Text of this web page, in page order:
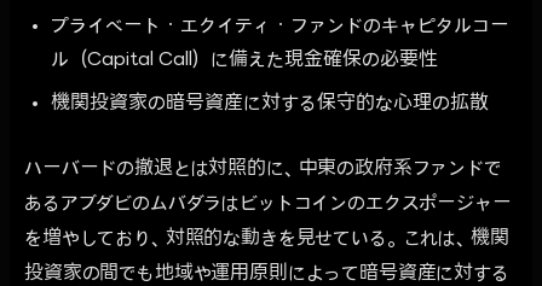
プライベート・エクイティ・ファンドのキャピタルコー
ル（Capital Call）に備えた現金確保の必要性
機関投資家の暗号資産に対する保守的な心理の拡散
ハーバードの撤退とは対照的に、中東の政府系ファンドで
あるアブダビのムバダラはビットコインのエクスポージャー
を増やしており、対照的な動きを見せている。これは、機関
投資家の間でも地域や運用原則によって暗号資産に対する